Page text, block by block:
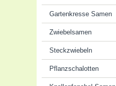
Gartenkresse Samen
Zwiebelsamen
Steckzwiebeln
Pflanzschalotten